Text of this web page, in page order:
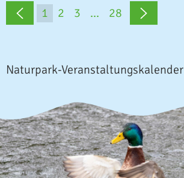
1 2 3 ... 28
Naturpark-Veranstaltungskalender